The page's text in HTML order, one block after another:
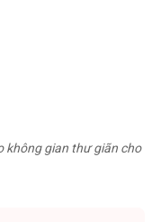
không gian thư giãn cho